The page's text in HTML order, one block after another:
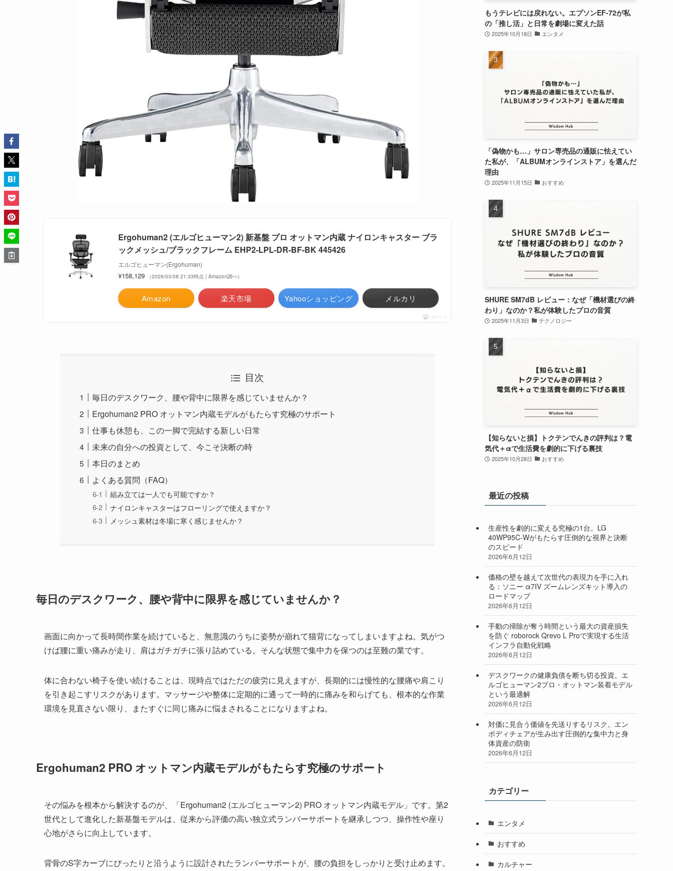
Ergohuman2 (エルゴヒューマン2) 新基盤 プロ オットマン内蔵 ナイロンキャスター ブラ
ックメッシュ/ブラックフレーム EHP2-LPL-DR-BF-BK 445426
エルゴヒューマン(Ergohuman)
¥158,129 （2026/03/08 21:33時点 | Amazon調べ）
Amazon 楽天市場 Yahooショッピング メルカリ
ポチップ
目次
毎日のデスクワーク、腰や背中に限界を感じていませんか？
Ergohuman2 PRO オットマン内蔵モデルがもたらす究極のサポート
仕事も休憩も、この一脚で完結する新しい日常
未来の自分への投資として、今こそ決断の時
本日のまとめ
よくある質問（FAQ）
組み立ては一人でも可能ですか？
ナイロンキャスターはフローリングで使えますか？
メッシュ素材は冬場に寒く感じませんか？
毎日のデスクワーク、腰や背中に限界を感じていませんか？
画面に向かって長時間作業を続けていると、無意識のうちに姿勢が崩れて猫背になってしまいますよね。気がつ
けば腰に重い痛みが走り、肩はガチガチに張り詰めている。そんな状態で集中力を保つのは至難の業です。
体に合わない椅子を使い続けることは、現時点ではただの疲労に見えますが、長期的には慢性的な腰痛や肩こり
を引き起こすリスクがあります。マッサージや整体に定期的に通って一時的に痛みを和らげても、根本的な作業
環境を見直さない限り、またすぐに同じ痛みに悩まされることになりますよね。
Ergohuman2 PRO オットマン内蔵モデルがもたらす究極のサポート
その悩みを根本から解決するのが、「Ergohuman2 (エルゴヒューマン2) PRO オットマン内蔵モデル」です。第2
世代として進化した新基盤モデルは、従来から評価の高い独立式ランバーサポートを継承しつつ、操作性や座り
心地がさらに向上しています。
背骨のS字カーブにぴったりと沿うように設計されたランバーサポートが、腰の負担をしっかりと受け止めます。
もうテレビには戻れない。エプソンEF-72が私
の「推し活」と日常を劇場に変えた話
2025年10月18日 エンタメ
「偽物かも…」サロン専売品の通販に怯えてい
た私が、「ALBUMオンラインストア」を選んだ
理由
2025年11月15日 おすすめ
SHURE SM7dB レビュー：なぜ「機材選びの終
わり」なのか？私が体験したプロの音質
2025年11月3日 テクノロジー
【知らないと損】トクテンでんきの評判は？電
気代＋αで生活費を劇的に下げる裏技
2025年10月28日 おすすめ
最近の投稿
生産性を劇的に変える究極の1台。LG
40WP95C-Wがもたらす圧倒的な視界と決断
のスピード
2026年6月12日
価格の壁を越えて次世代の表現力を手に入れ
る：ソニー α7IV ズームレンズキット導入の
ロードマップ
2026年6月12日
手動の掃除が奪う時間という最大の資産損失
を防ぐ roborock Qrevo L Proで実現する生活
インフラ自動化戦略
2026年6月12日
デスクワークの健康負債を断ち切る投資。エ
ルゴヒューマン2プロ・オットマン装着モデル
という最適解
2026年6月12日
対価に見合う価値を先送りするリスク。エン
ボディチェアが生み出す圧倒的な集中力と身
体資産の防衛
2026年6月12日
カテゴリー
エンタメ
おすすめ
カルチャー